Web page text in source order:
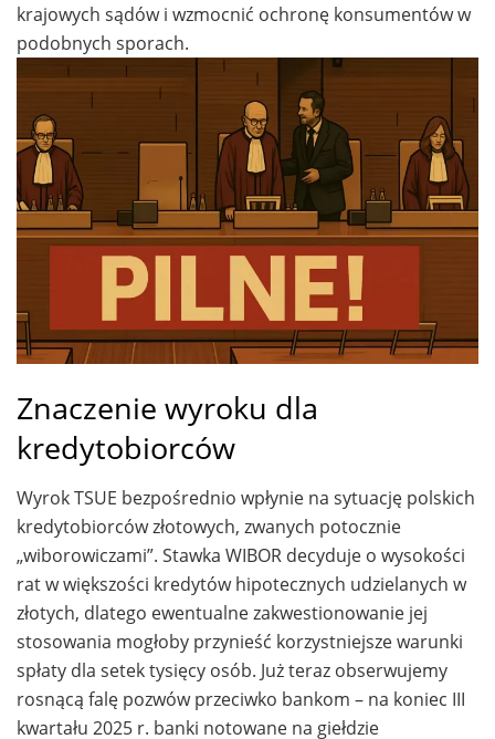
krajowych sądów i wzmocnić ochronę konsumentów w
podobnych sporach.
Znaczenie wyroku dla
kredytobiorców
Wyrok TSUE bezpośrednio wpłynie na sytuację polskich
kredytobiorców złotowych, zwanych potocznie
„wiborowiczami”. Stawka WIBOR decyduje o wysokości
rat w większości kredytów hipotecznych udzielanych w
złotych, dlatego ewentualne zakwestionowanie jej
stosowania mogłoby przynieść korzystniejsze warunki
spłaty dla setek tysięcy osób. Już teraz obserwujemy
rosnącą falę pozwów przeciwko bankom – na koniec III
kwartału 2025 r. banki notowane na giełdzie